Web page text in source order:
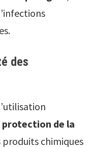
des
protection de la
produits chimiques